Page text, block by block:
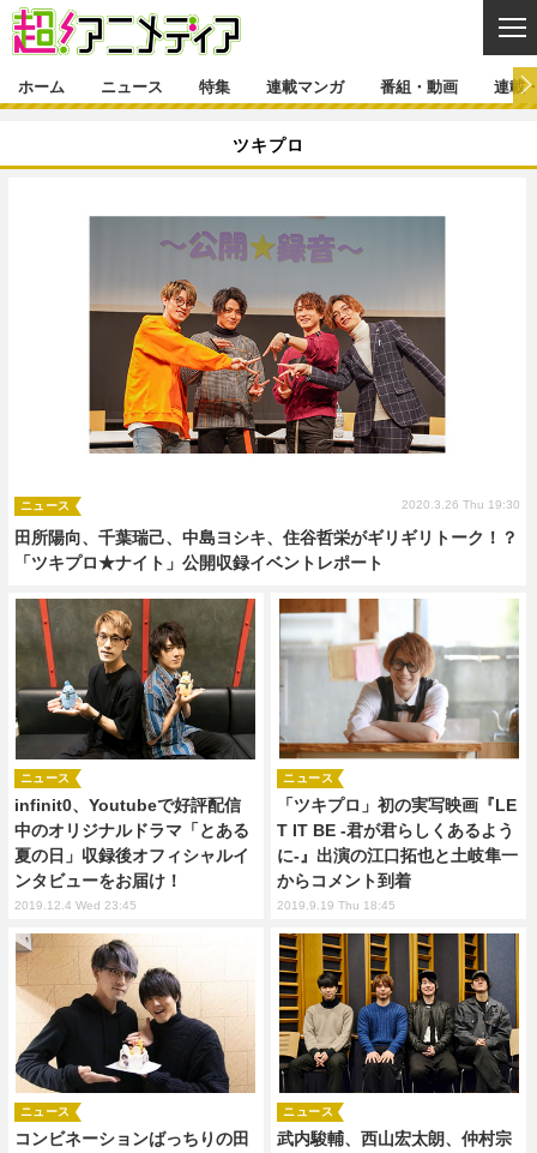
ゲーム・アプリ
グッズ イベント
声優 コスプレ
舞台 新帝スタ
特集一覧
インタビュー
ラキりす
連載マンガ一覧
番組・動画一覧 ラジオ
動画
連載・ブログ一覧 コラム
編集部ブログ・お知らせ
ホーム ニュース 特集 連載マンガ 番組・動画 連載
ツキプロ
田所陽向、千葉瑞己、中島ヨシキ、住谷哲栄がギリギリトーク！？
「ツキプロ★ナイト」公開収録イベントレポート
ニュース 2020.3.26 Thu 19:30
infinit0、Youtubeで好評配信
中のオリジナルドラマ「とある
夏の日」収録後オフィシャルイ
ンタビューをお届け！
ニュース
2019.12.4 Wed 23:45
「ツキプロ」初の実写映画『LE
T IT BE -君が君らしくあるよう
に-』出演の江口拓也と土岐隼一
からコメント到着
ニュース
2019.9.19 Thu 18:45
コンビネーションばっちりの田
ニュース
武内駿輔、西山宏太朗、仲村宗
ニュース